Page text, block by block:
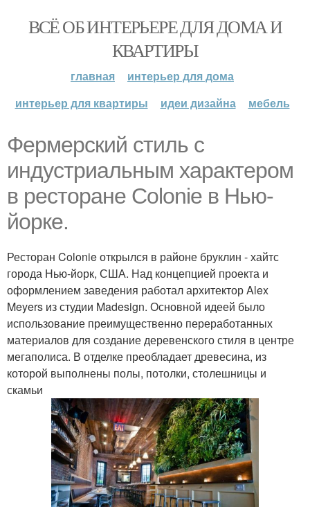
ВСЁ ОБ ИНТЕРЬЕРЕ ДЛЯ ДОМА И
КВАРТИРЫ
главная
интерьер для дома
интерьер для квартиры
идеи дизайна мебель
Фермерский стиль с
индустриальным характером
в ресторане Colonie в Нью-
йорке.
Ресторан Colonie открылся в районе бруклин - хайтс
города Нью-йорк, США. Над концепцией проекта и
оформлением заведения работал архитектор Alex
Meyers из студии Madesign. Основной идеей было
использование преимущественно переработанных
материалов для создание деревенского стиля в центре
мегаполиса. В отделке преобладает древесина, из
которой выполнены полы, потолки, столешницы и
скамьи